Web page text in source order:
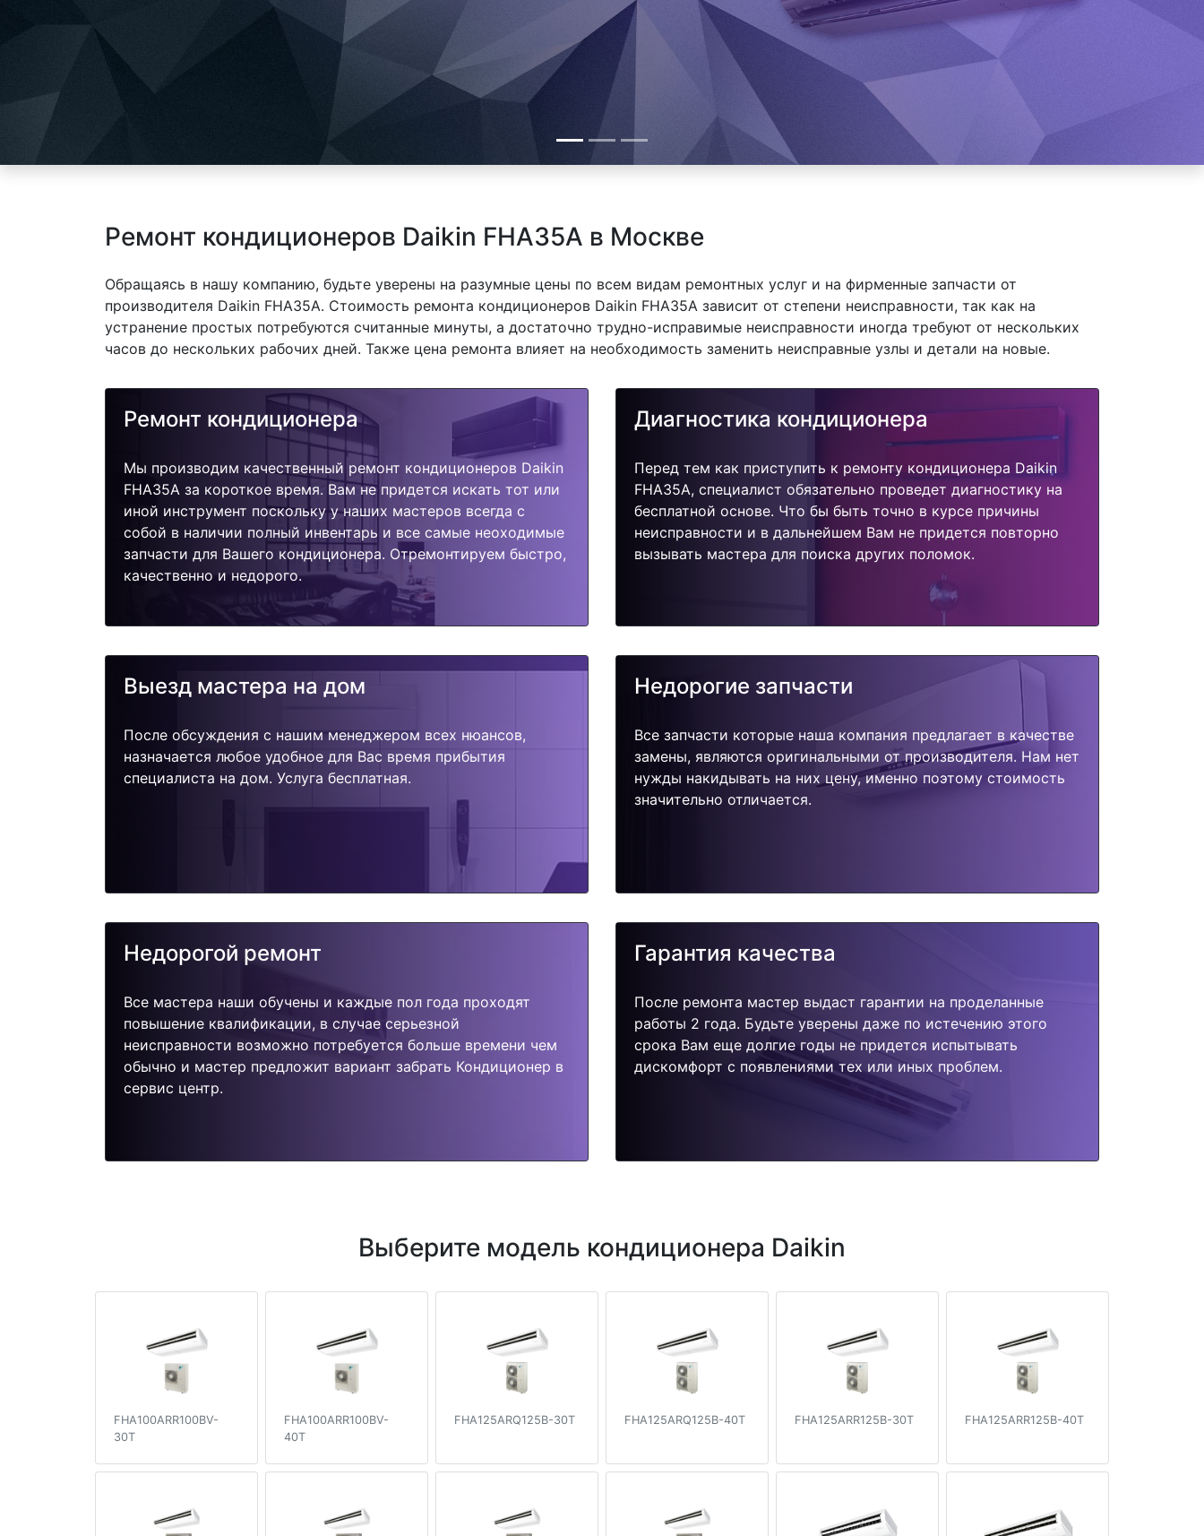
Ремонт кондиционеров Daikin FHA35A в Москве
Обращаясь в нашу компанию, будьте уверены на разумные цены по всем видам ремонтных услуг и на фирменные запчасти от
производителя Daikin FHA35A. Стоимость ремонта кондиционеров Daikin FHA35A зависит от степени неисправности, так как на
устранение простых потребуются считанные минуты, а достаточно трудно-исправимые неисправности иногда требуют от нескольких
часов до нескольких рабочих дней. Также цена ремонта влияет на необходимость заменить неисправные узлы и детали на новые.
Ремонт кондиционера
Мы производим качественный ремонт кондиционеров Daikin
FHA35A за короткое время. Вам не придется искать тот или
иной инструмент поскольку у наших мастеров всегда с
собой в наличии полный инвентарь и все самые неоходимые
запчасти для Вашего кондиционера. Отремонтируем быстро,
качественно и недорого.
Диагностика кондиционера
Перед тем как приступить к ремонту кондиционера Daikin
FHA35A, специалист обязательно проведет диагностику на
бесплатной основе. Что бы быть точно в курсе причины
неисправности и в дальнейшем Вам не придется повторно
вызывать мастера для поиска других поломок.
Выезд мастера на дом
После обсуждения с нашим менеджером всех нюансов,
назначается любое удобное для Вас время прибытия
специалиста на дом. Услуга бесплатная.
Недорогие запчасти
Все запчасти которые наша компания предлагает в качестве
замены, являются оригинальными от производителя. Нам нет
нужды накидывать на них цену, именно поэтому стоимость
значительно отличается.
Недорогой ремонт
Все мастера наши обучены и каждые пол года проходят
повышение квалификации, в случае серьезной
неисправности возможно потребуется больше времени чем
обычно и мастер предложит вариант забрать Кондиционер в
сервис центр.
Гарантия качества
После ремонта мастер выдаст гарантии на проделанные
работы 2 года. Будьте уверены даже по истечению этого
срока Вам еще долгие годы не придется испытывать
дискомфорт с появлениями тех или иных проблем.
Выберите модель кондиционера Daikin
FHA100ARR100BV-
30T
FHA100ARR100BV-
40T
FHA125ARQ125B-30T FHA125ARQ125B-40T FHA125ARR125B-30T FHA125ARR125B-40T